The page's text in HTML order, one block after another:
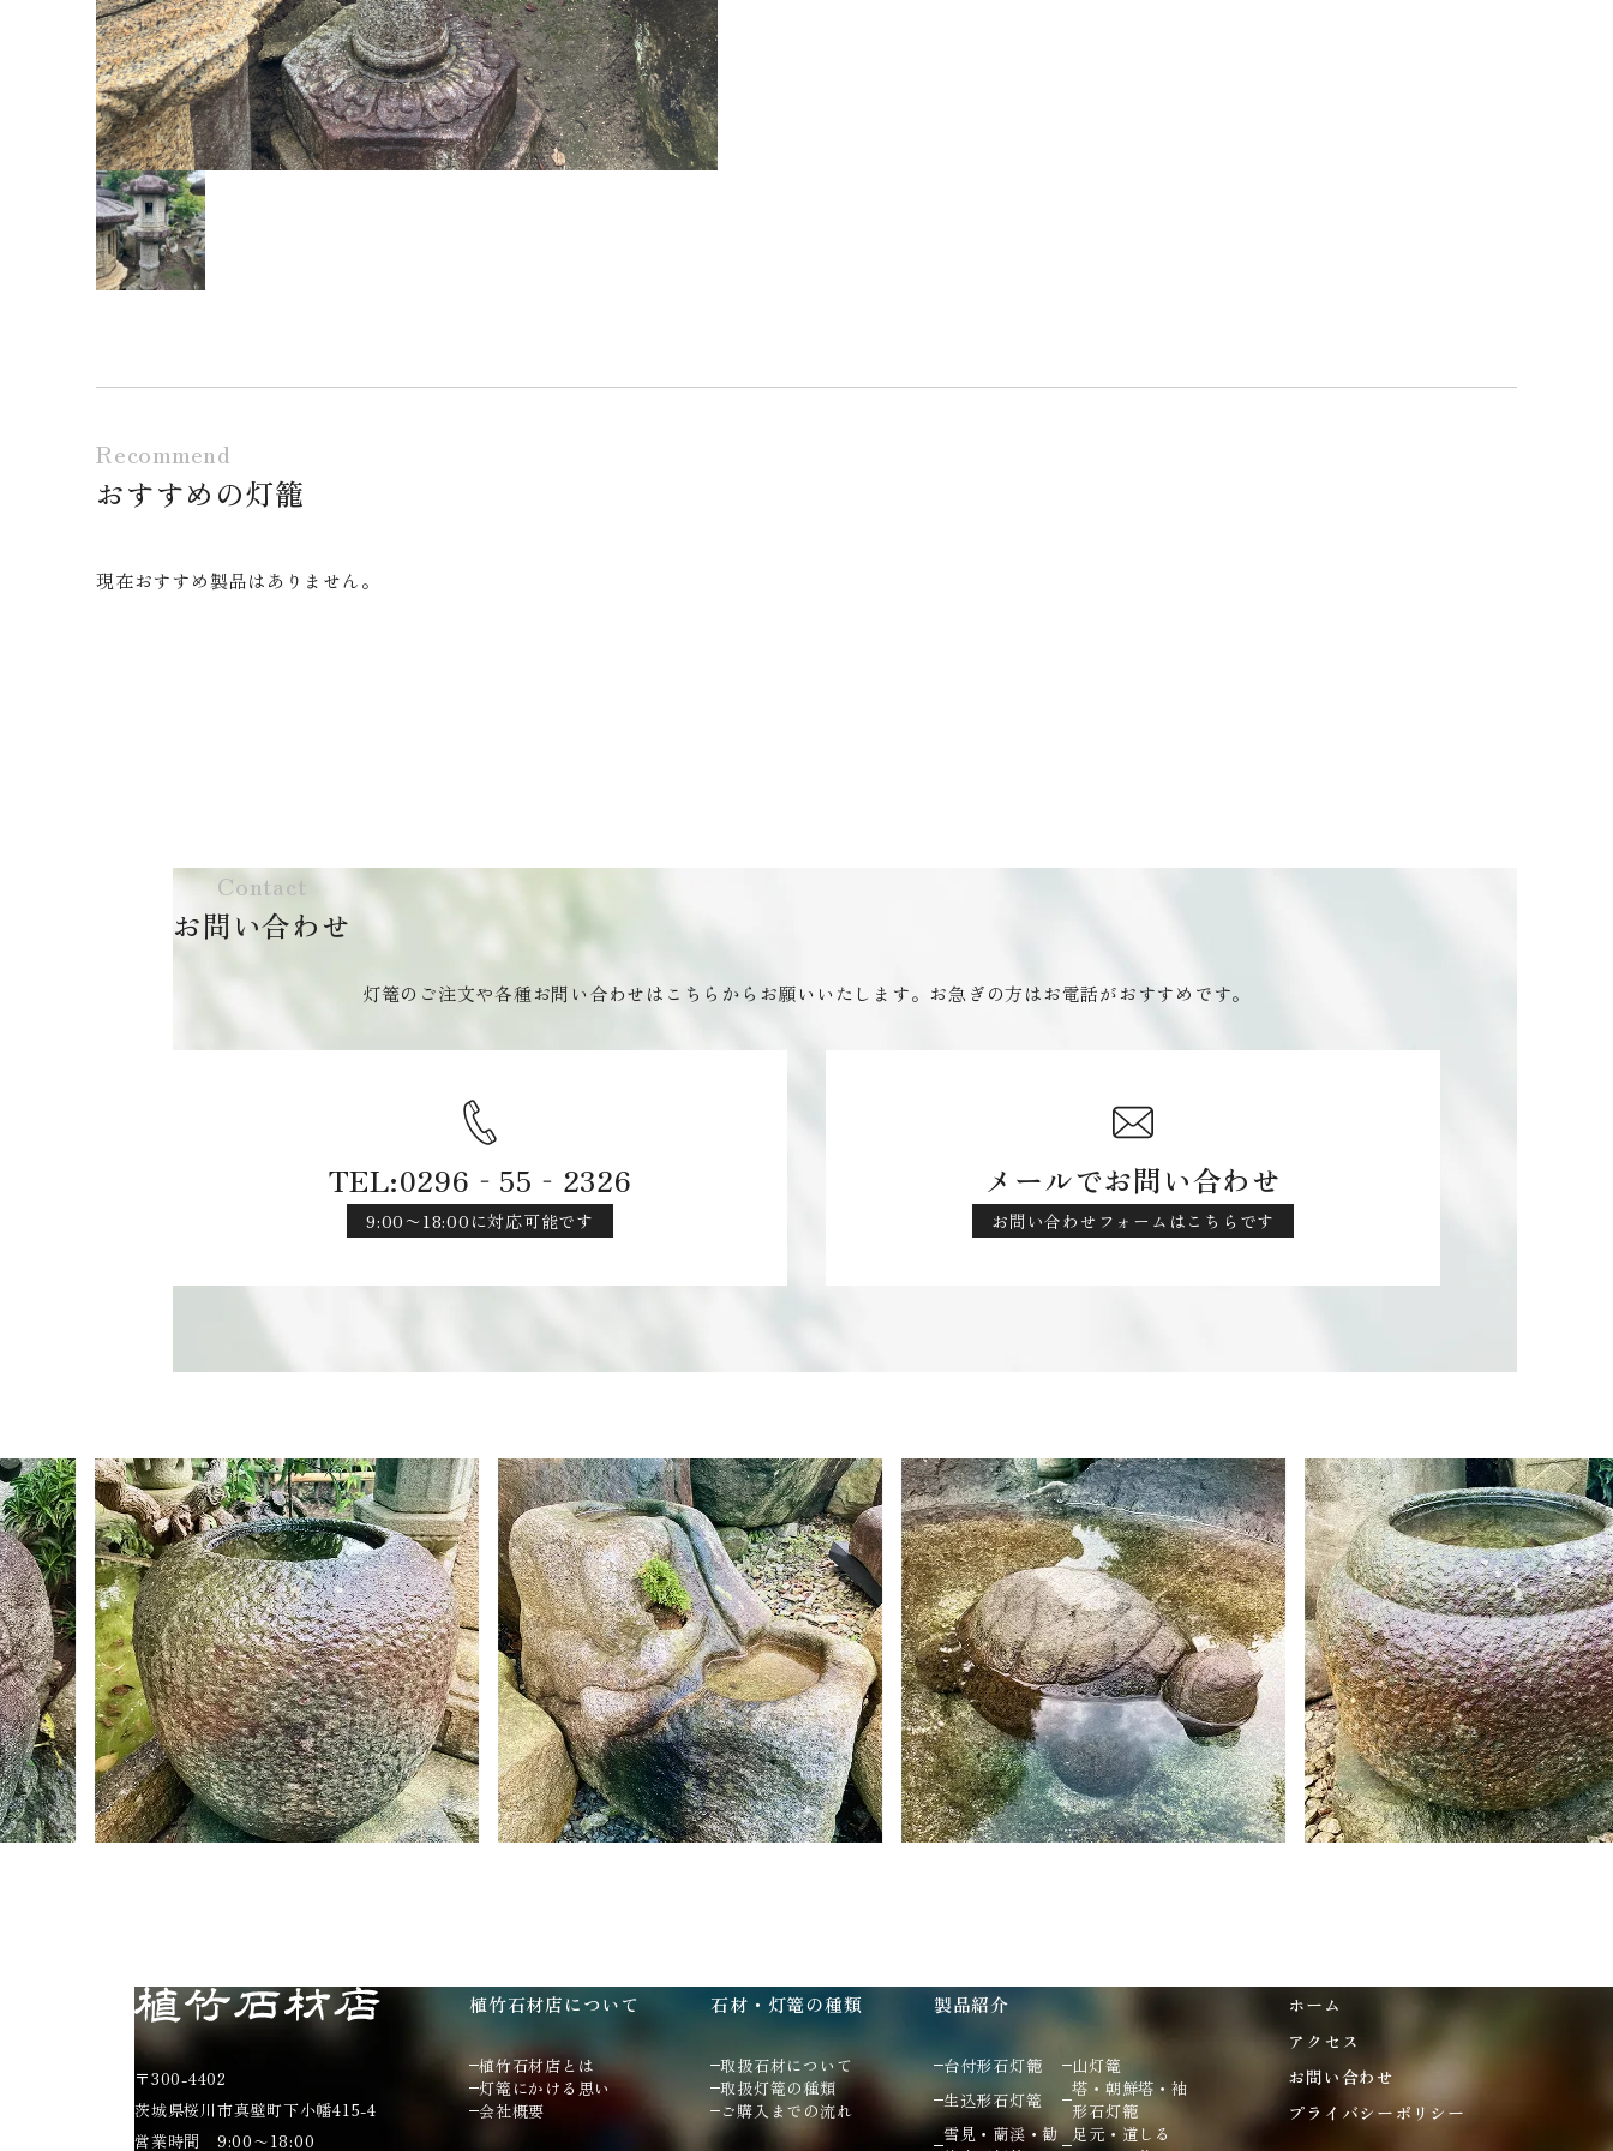
Recommend
おすすめの灯籠
現在おすすめ製品はありません。
Contact
お問い合わせ
灯篭のご注文や各種お問い合わせはこちらからお願いいたします。お急ぎの方はお電話がおすすめです。
TEL:0296‐55‐2326
9:00〜18:00に対応可能です
メールでお問い合わせ
お問い合わせフォームはこちらです
〒300-4402
茨城県桜川市真壁町下小幡415-4
営業時間 9:00〜18:00
植竹石材店について
植竹石材店とは
灯篭にかける思い
会社概要
石材・灯篭の種類
取扱石材について
取扱灯篭の種類
ご購入までの流れ
製品紹介
台付形石灯籠
山灯篭
生込形石灯篭
塔・朝鮮塔・袖
形石灯籠
雪見・蘭渓・勧 足元・道しる
ホーム
アクセス
お問い合わせ
プライバシーポリシー